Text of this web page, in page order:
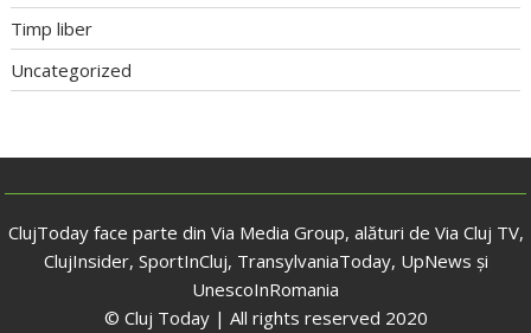
Timp liber
Uncategorized
ClujToday face parte din Via Media Group, alături de Via Cluj TV,
ClujInsider, SportInCluj, TransylvaniaToday, UpNews și
UnescoInRomania
© Cluj Today | All rights reserved 2020